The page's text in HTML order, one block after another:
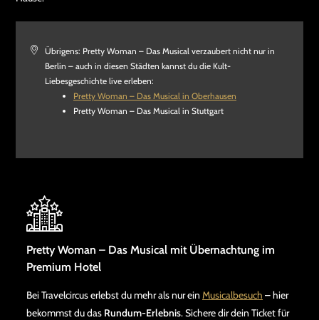
Übrigens: Pretty Woman – Das Musical verzaubert nicht nur in
Berlin – auch in diesen Städten kannst du die Kult-
Liebesgeschichte live erleben:
Pretty Woman – Das Musical in Oberhausen
Pretty Woman – Das Musical in Stuttgart
Pretty Woman – Das Musical mit Übernachtung im
Premium Hotel
Bei Travelcircus erlebst du mehr als nur ein Musicalbesuch – hier
bekommst du das Rundum-Erlebnis. Sichere dir dein Ticket für